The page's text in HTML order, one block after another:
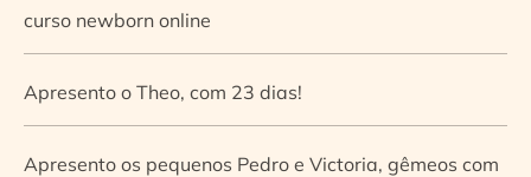
curso newborn online
Apresento o Theo, com 23 dias!
Apresento os pequenos Pedro e Victoria, gêmeos com